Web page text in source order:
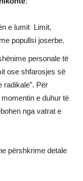
e lumit Limit,
popullsi joserbe.
personale të
ose shfarosjes së
radikale”. Për
e duhur të
nga vatrat e
përshkrime detale